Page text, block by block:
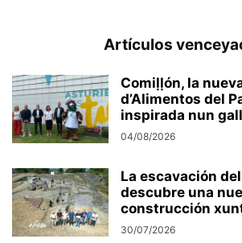
Artículos
Comiḷḷón, la
d’Alimentos del
inspirada nun
04/08/2026
La escavación
descubre una
construcción
30/07/2026